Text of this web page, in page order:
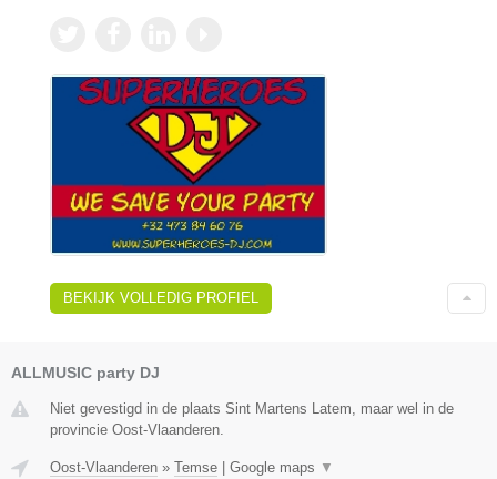
BEKIJK VOLLEDIG PROFIEL
ALLMUSIC party DJ
Niet gevestigd in de plaats Sint Martens Latem, maar wel in de
provincie Oost-Vlaanderen.
Oost-Vlaanderen » Temse Google maps ▼